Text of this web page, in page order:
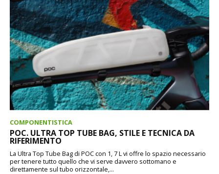
COMPONENTISTICA
POC. ULTRA TOP TUBE BAG, STILE E TECNICA DA
RIFERIMENTO
La Ultra Top Tube Bag di POC con 1, 7 L vi offre lo spazio necessario
per tenere tutto quello che vi serve davvero sottomano e
direttamente sul tubo orizzontale,...